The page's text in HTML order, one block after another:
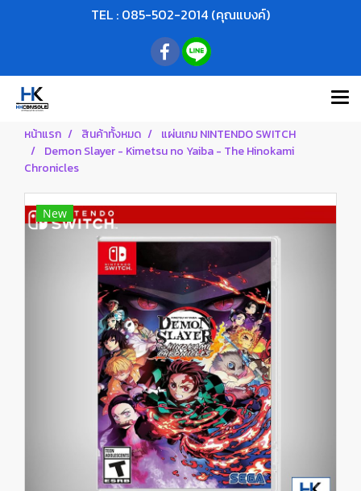
TEL : 085-502-2014 (คุณแบงค์)
หน้าแรก สินค้าทั้งหมด
แผ่นเกม NINTENDO SWITCH
Demon Slayer - Kimetsu no Yaiba - The Hinokami
Chronicles
New